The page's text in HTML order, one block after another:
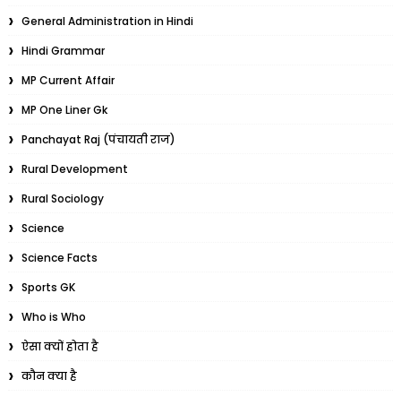
General Administration in Hindi
Hindi Grammar
MP Current Affair
MP One Liner Gk
Panchayat Raj (पंचायती राज)
Rural Development
Rural Sociology
Science
Science Facts
Sports GK
Who is Who
ऐसा क्यों होता है
कौन क्या है